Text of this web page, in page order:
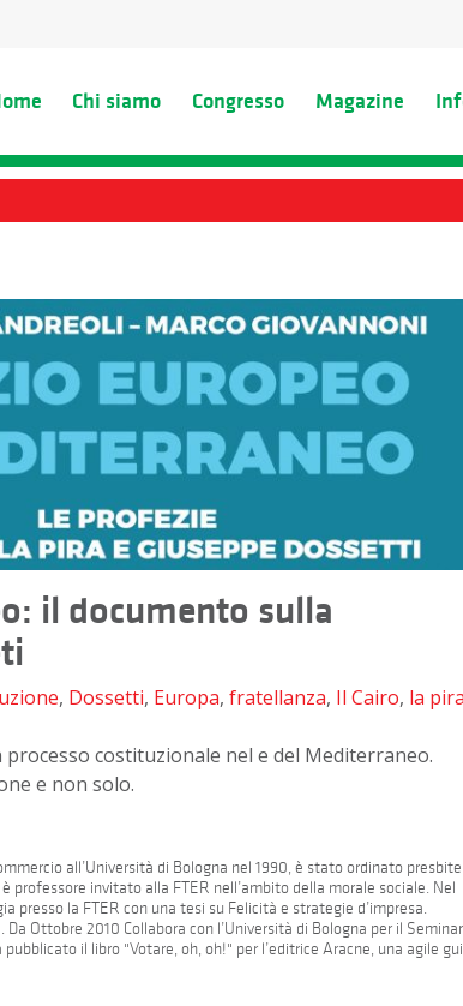
Chi siamo Congresso Magazine
il documento sulla
, Dossetti, Europa, fratellanza, Il Cairo, la pira
costituzionale nel e del Mediterraneo.
e non solo.
all’Università di Bologna nel 1990, è stato ordinato
professore invitato alla FTER nell’ambito della morale sociale. Nel
presso la FTER con una tesi su Felicità e strategie d’impresa.
Ottobre 2010 Collabora con l’Università di Bologna per il
il libro "Votare, oh, oh!" per l’editrice Aracne, una agile